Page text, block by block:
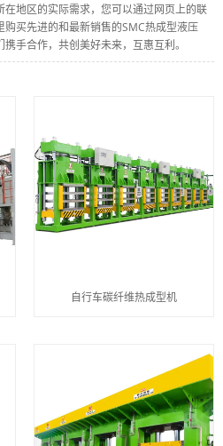
地区的实际需求，您可以通过网页上的联
买先进的和最新销售的SMC热成型液压
手合作，共创美好未来，互惠互利。
自行车碳纤维热成型机